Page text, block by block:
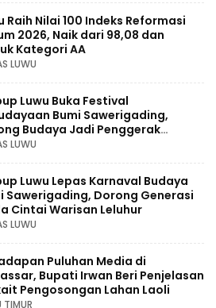
Raih Nilai 100 Indeks Reformasi
2026, Naik dari 98,08 dan
Kategori AA
LUWU
Luwu Buka Festival
Bumi Sawerigading,
Budaya Jadi Penggerak
Kreatif
LUWU
Luwu Lepas Karnaval Budaya
Sawerigading, Dorong Generasi
Cintai Warisan Leluhur
LUWU
Puluhan Media di
Bupati Irwan Beri Penjelasan
Pengosongan Lahan Laoli
TIMUR